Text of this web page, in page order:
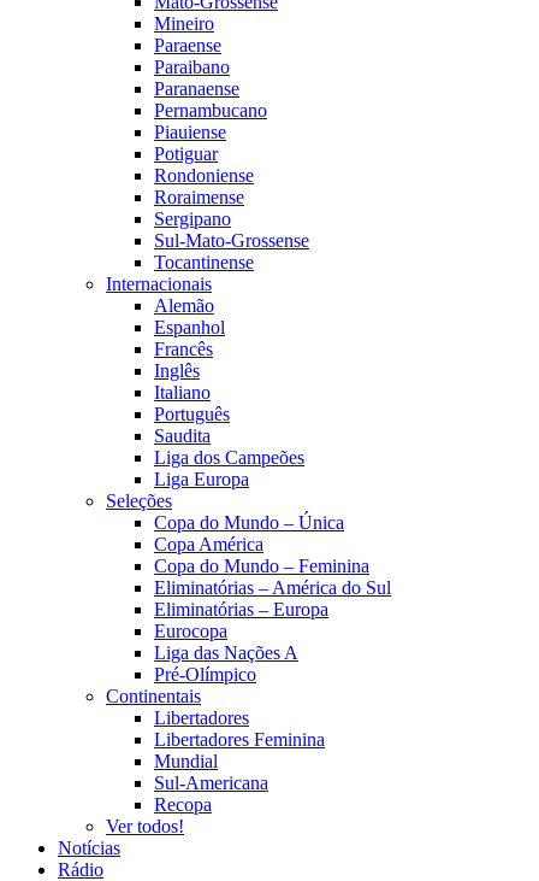
Mineiro
Paraense
Paraibano
Paranaense
Pernambucano
Piauiense
Potiguar
Rondoniense
Roraimense
Sergipano
Sul-Mato-Grossense
Tocantinense
Internacionais
Alemão
Espanhol
Francês
Inglês
Italiano
Português
Saudita
Liga dos Campeões
Liga Europa
Seleções
Copa do Mundo – Única
Copa América
Copa do Mundo – Feminina
Eliminatórias – América do Sul
Eliminatórias – Europa
Eurocopa
Liga das Nações A
Pré-Olímpico
Continentais
Libertadores
Libertadores Feminina
Mundial
Sul-Americana
Recopa
Ver todos!
Notícias
Rádio